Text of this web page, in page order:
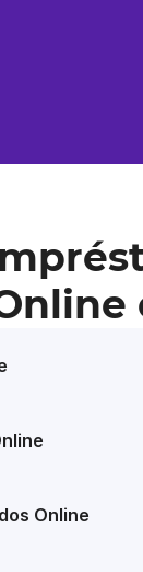
Online